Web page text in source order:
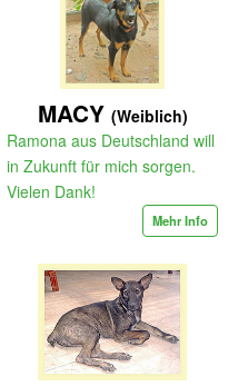
MACY (Weiblich)
Ramona aus Deutschland will
in Zukunft für mich sorgen.
Vielen Dank!
Mehr Info